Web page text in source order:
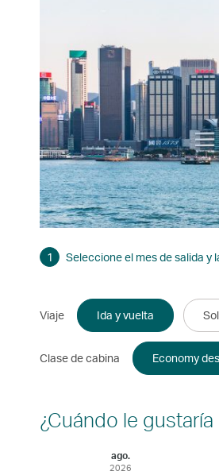
1 Seleccione el mes de salida y
Viaje Ida y vuelta
Clase de cabina Economy
¿Cuándo le gustaría
ago.
2026